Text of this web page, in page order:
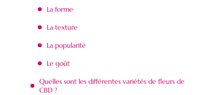
La forme
La texture
La popularité
Le goût
Quelles sont les différentes variétés de fleurs de
CBD ?